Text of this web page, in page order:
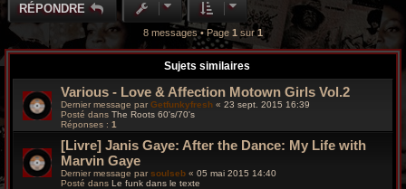
RÉPONDRE
8 messages • Page 1 sur1
Sujets similaires
Various - Love & Affection Motown Girls Vol.2
Dernier message par Getfunkyfresh « 23 sept. 2015 16:39
Posté dans The Roots 60's/70's
Réponses : 1
[Livre] Janis Gaye: After the Dance: My Life with
Marvin Gaye
Dernier message par soulseb « 05 mai 2015 14:40
Posté dans Le funk dans le texte